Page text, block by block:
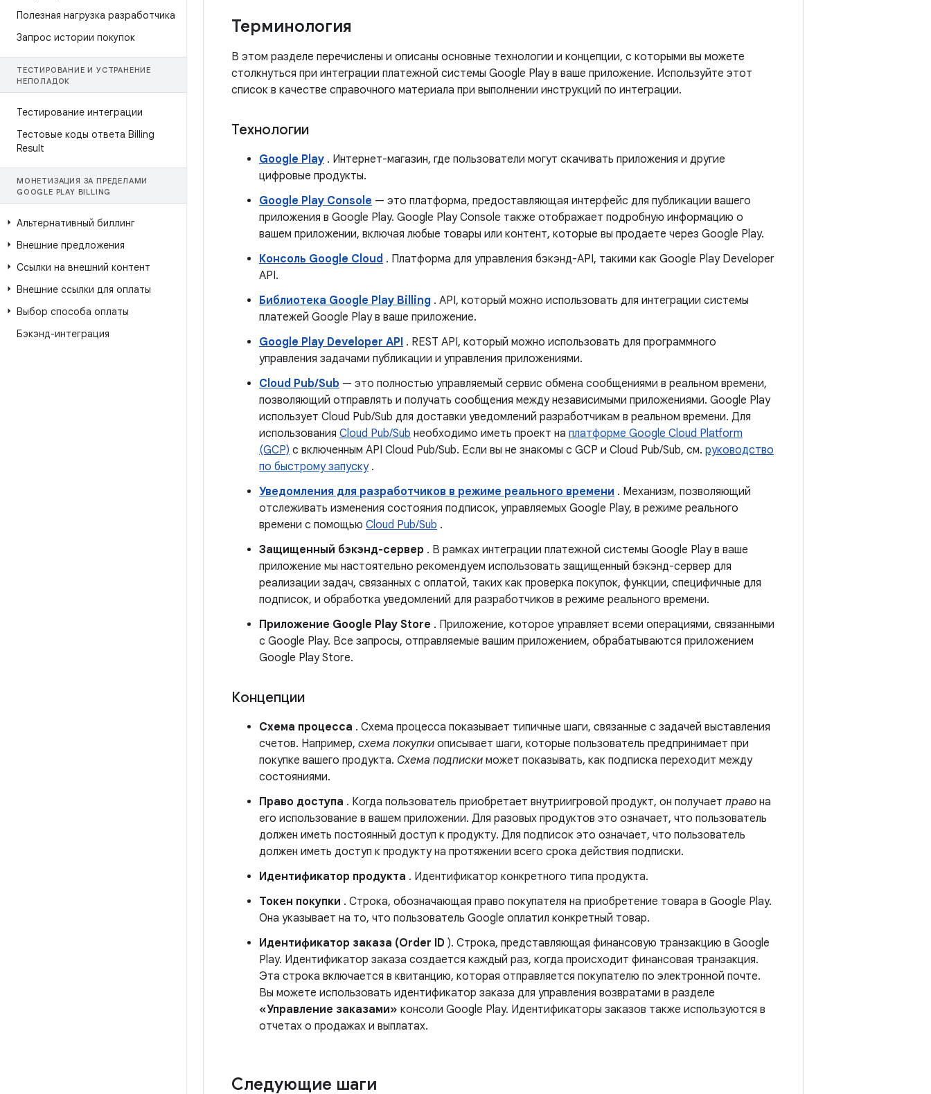
Полезная нагрузка разработчика
Запрос истории покупок
ТЕСТИРОВАНИЕ И УСТРАНЕНИЕ
НЕПОЛАДОК
Тестирование интеграции
Тестовые коды ответа Billing
Result
МОНЕТИЗАЦИЯ ЗА ПРЕДЕЛАМИ
GOOGLE PLAY BILLING
Альтернативный биллинг
Внешние предложения
Ссылки на внешний контент
Внешние ссылки для оплаты
Выбор способа оплаты
Бэкэнд-интеграция
Терминология
В этом разделе перечислены и описаны основные технологии и концепции, с которыми вы можете
столкнуться при интеграции платежной системы Google Play в ваше приложение. Используйте этот
список в качестве справочного материала при выполнении инструкций по интеграции.
Технологии
Google Play . Интернет-магазин, где пользователи могут скачивать приложения и другие
цифровые продукты.
Google Play Console — это платформа, предоставляющая интерфейс для публикации вашего
приложения в Google Play. Google Play Console также отображает подробную информацию о
вашем приложении, включая любые товары или контент, которые вы продаете через Google Play.
Консоль Google Cloud . Платформа для управления бэкэнд-API, такими как Google Play Developer
API.
Библиотека Google Play Billing . API, который можно использовать для интеграции системы
платежей Google Play в ваше приложение.
Google Play Developer API . REST API, который можно использовать для программного
управления задачами публикации и управления приложениями.
Cloud Pub/Sub — это полностью управляемый сервис обмена сообщениями в реальном времени,
позволяющий отправлять и получать сообщения между независимыми приложениями. Google Play
использует Cloud Pub/Sub для доставки уведомлений разработчикам в реальном времени. Для
использования Cloud Pub/Sub необходимо иметь проект на платформе Google Cloud Platform
(GCP) с включенным API Cloud Pub/Sub. Если вы не знакомы с GCP и Cloud Pub/Sub, см. руководство
по быстрому запуску.
Уведомления для разработчиков в режиме реального времени . Механизм, позволяющий
отслеживать изменения состояния подписок, управляемых Google Play, в режиме реального
времени с помощью Cloud Pub/Sub .
Защищенный бэкэнд-сервер . В рамках интеграции платежной системы Google Play в ваше
приложение мы настоятельно рекомендуем использовать защищенный бэкэнд-сервер для
реализации задач, связанных с оплатой, таких как проверка покупок, функции, специфичные для
подписок, и обработка уведомлений для разработчиков в режиме реального времени.
Приложение Google Play Store . Приложение, которое управляет всеми операциями, связанными
с Google Play. Все запросы, отправляемые вашим приложением, обрабатываются приложением
Google Play Store.
Концепции
Схема процесса . Схема процесса показывает типичные шаги, связанные с задачей выставления
счетов. Например, схема покупки описывает шаги, которые пользователь предпринимает при
покупке вашего продукта. Схема подписки может показывать, как подписка переходит между
состояниями.
Право доступа . Когда пользователь приобретает внутриигровой продукт, он получает право на
его использование в вашем приложении. Для разовых продуктов это означает, что пользователь
должен иметь постоянный доступ к продукту. Для подписок это означает, что пользователь
должен иметь доступ к продукту на протяжении всего срока действия подписки.
Идентификатор продукта . Идентификатор конкретного типа продукта.
Токен покупки . Строка, обозначающая право покупателя на приобретение товара в Google Play.
Она указывает на то, что пользователь Google оплатил конкретный товар.
Идентификатор заказа (Order ID ). Строка, представляющая финансовую транзакцию в Google
Play. Идентификатор заказа создается каждый раз, когда происходит финансовая транзакция.
Эта строка включается в квитанцию, которая отправляется покупателю по электронной почте.
Вы можете использовать идентификатор заказа для управления возвратами в разделе
«Управление заказами» консоли Google Play. Идентификаторы заказов также используются в
отчетах о продажах и выплатах.
Следующие шаги